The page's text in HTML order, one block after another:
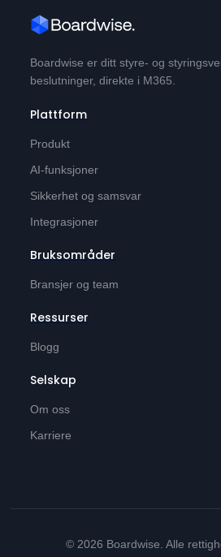
Boardwise er ditt styre- og
beslutninger, direkte i M365.
Plattform
Produkt
AI-funksjoner
Sikkerhet og samsvar
Integrasjoner
Bruksområder
Bransjer og team
Ressurser
Blogg
Selskap
Om oss
Karriere
© 2026 Boardwise. Alle